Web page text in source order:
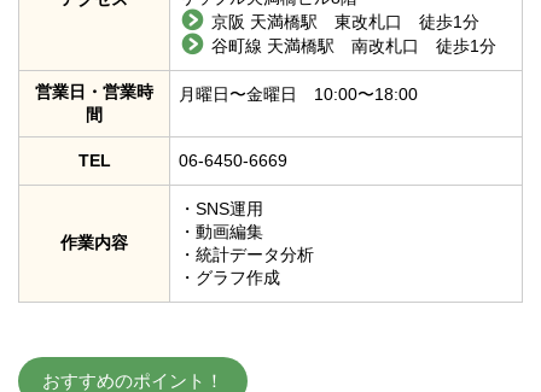
京阪 天満橋駅 東改札口 徒歩1分
谷町線 天満橋駅 南改札口 徒歩1分​
営業日・営業時
間
月曜日〜金曜日 10:00〜18:00
TEL 06-6450-6669
作業内容
・SNS運用
・動画編集
・統計データ分析
・グラフ作成
おすすめのポイント！